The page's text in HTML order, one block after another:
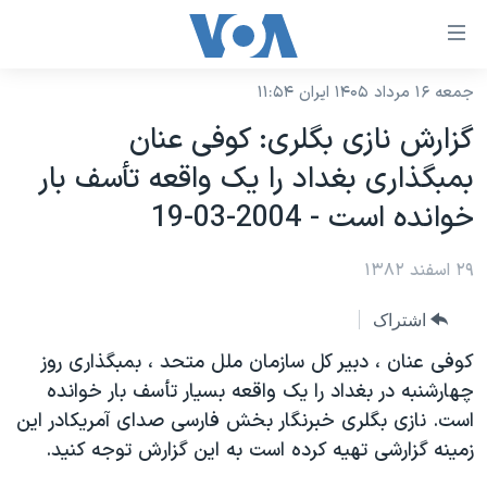
لینکهای
دسترسی
جهش
محتوای
اصلی
به
صفحه
جهش
به
جستجو
نسخه سبک وب‌سایت
موضوع ها
ایران
آمریکا
جهان
ورزشی
گزیده‌ها
ویژه برنامه‌ها
برنامه های تلویزیونی
جدول برنامه ها
صفحه‌های ویژه
جام جهانی ۲۰۲۶
عملیات خشم حماسی
۲۵۰سالگی آمریکا
فرکانس‌های صدای آمریکا
پخش رادیویی
یادگیری زبان انگلیسی
جمعه ۱۶ مرداد ۱۴۰۵ ایران ۱۱:۵۴
گزارش نازی بگلری: کوفی عنان
بمبگذاری بغداد را يک واقعه تأسف بار
خوانده است - 2004-03-19
۲۹ اسفند ۱۳۸۲
اشتراک
کوفی عنان ، دبير کل سازمان ملل متحد ، بمبگذاری روز
چهارشنبه در بغداد را يک واقعه بسيار تأسف بار خوانده
است. نازی بگلری خبرنگار بخش فارسی صدای آمريکادر اين
زمينه گزارشی تهيه کرده است به اين گزارش توجه کنيد.